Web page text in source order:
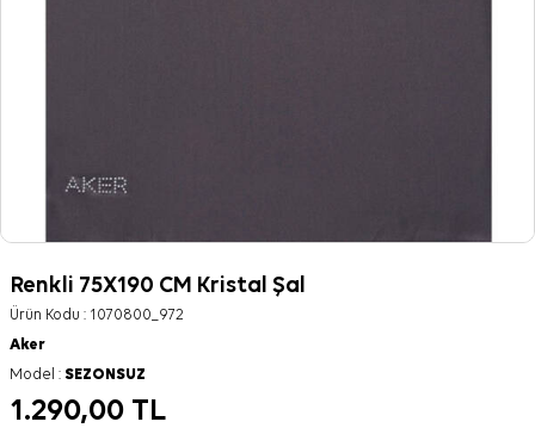
Renkli 75X190 CM Kristal Şal
Ürün Kodu : 1070800_972
Aker
Model : SEZONSUZ
1.290,00 TL